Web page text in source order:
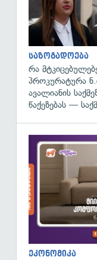
საზოგადოება
რა
პროკურატურა
ავალიანის
წაქეზებას —
ეკონომიკა